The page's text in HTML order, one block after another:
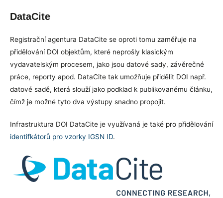
DataCite
Registrační agentura DataCite se oproti tomu zaměřuje na
přidělování DOI objektům, které neprošly klasickým
vydavatelským procesem, jako jsou datové sady, závěrečné
práce, reporty apod. DataCite tak umožňuje přidělit DOI např.
datové sadě, která slouží jako podklad k publikovanému článku,
čímž je možné tyto dva výstupy snadno propojit.
Infrastruktura DOI DataCite je využívaná je také pro přidělování
identifkátorů pro vzorky IGSN ID.